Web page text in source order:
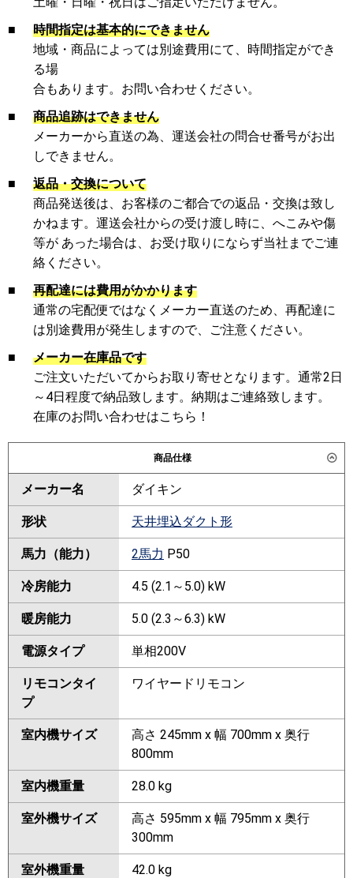
■
時間指定は基本的にできません
地域・商品によっては別途費用にて、時間指定ができ
る場
合もあります。お問い合わせください。
■
商品追跡はできません
メーカーから直送の為、運送会社の問合せ番号がお出
しできません。
■
返品・交換について
商品発送後は、お客様のご都合での返品・交換は致し
かねます。運送会社からの受け渡し時に、へこみや傷
等が あった場合は、お受け取りにならず当社までご連
絡ください。
■
再配達には費用がかかります
通常の宅配便ではなくメーカー直送のため、再配達に
は別途費用が発生しますので、ご注意ください。
■
メーカー在庫品です
ご注文いただいてからお取り寄せとなります。通常2日
～4日程度で納品致します。納期はご連絡致します。
在庫のお問い合わせはこちら！
商品仕様
メーカー名 ダイキン
形状 天井埋込ダクト形
馬力（能力） 2馬力 P50
冷房能力 4.5 (2.1～5.0) kW
暖房能力 5.0 (2.3～6.3) kW
電源タイプ 単相200V
リモコンタイ
プ
ワイヤードリモコン
室内機サイズ
高さ 245mm x 幅 700mm x 奥行
800mm
室内機重量 28.0 kg
室外機サイズ
高さ 595mm x 幅 795mm x 奥行
300mm
室外機重量 42.0 kg